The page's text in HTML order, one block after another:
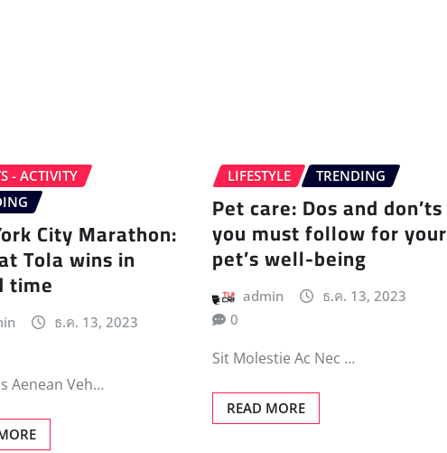
- ACTIVITY
City Marathon:
Tola wins in
time
ธ.ค. 13, 2023
Aenean Veh…
LIFESTYLE TRENDING
Pet care: Dos and don’ts
you must follow for your
pet’s well-being
admin
ธ.ค. 13, 2023
0
Sit Molestie Ac Nec …
READ MORE